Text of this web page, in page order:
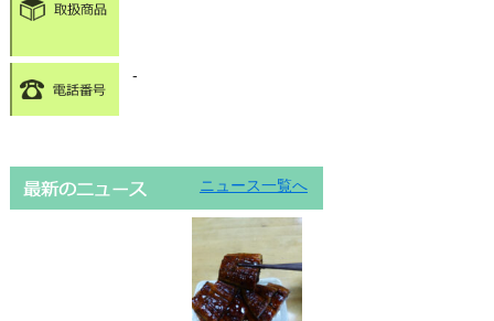
-
ニュース一覧へ